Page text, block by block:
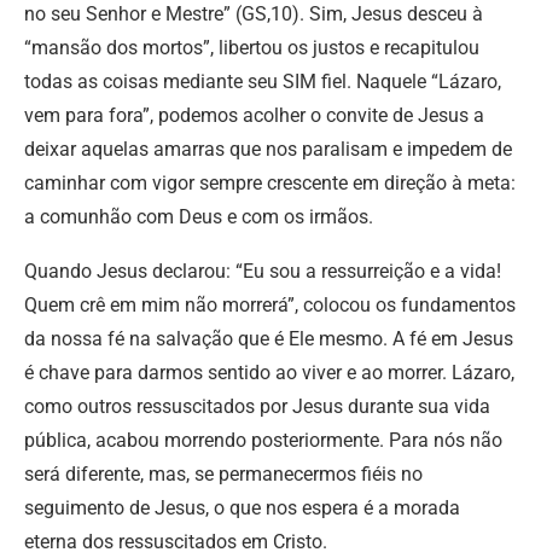
no seu Senhor e Mestre” (GS,10). Sim, Jesus desceu à
“mansão dos mortos”, libertou os justos e recapitulou
todas as coisas mediante seu SIM fiel. Naquele “Lázaro,
vem para fora”, podemos acolher o convite de Jesus a
deixar aquelas amarras que nos paralisam e impedem de
caminhar com vigor sempre crescente em direção à meta:
a comunhão com Deus e com os irmãos.
Quando Jesus declarou: “Eu sou a ressurreição e a vida!
Quem crê em mim não morrerá”, colocou os fundamentos
da nossa fé na salvação que é Ele mesmo. A fé em Jesus
é chave para darmos sentido ao viver e ao morrer. Lázaro,
como outros ressuscitados por Jesus durante sua vida
pública, acabou morrendo posteriormente. Para nós não
será diferente, mas, se permanecermos fiéis no
seguimento de Jesus, o que nos espera é a morada
eterna dos ressuscitados em Cristo.